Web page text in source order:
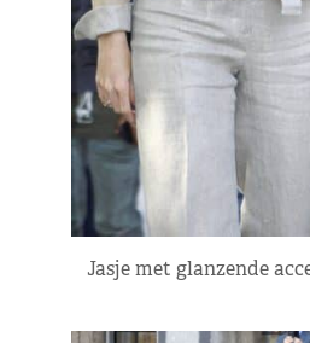
Jasje met glanzende